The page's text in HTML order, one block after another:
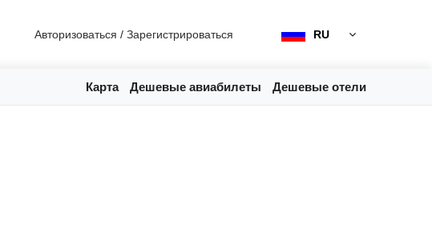
Авторизоваться / Зарегистрироваться RU
Карта Дешевые авиабилеты Дешевые отели